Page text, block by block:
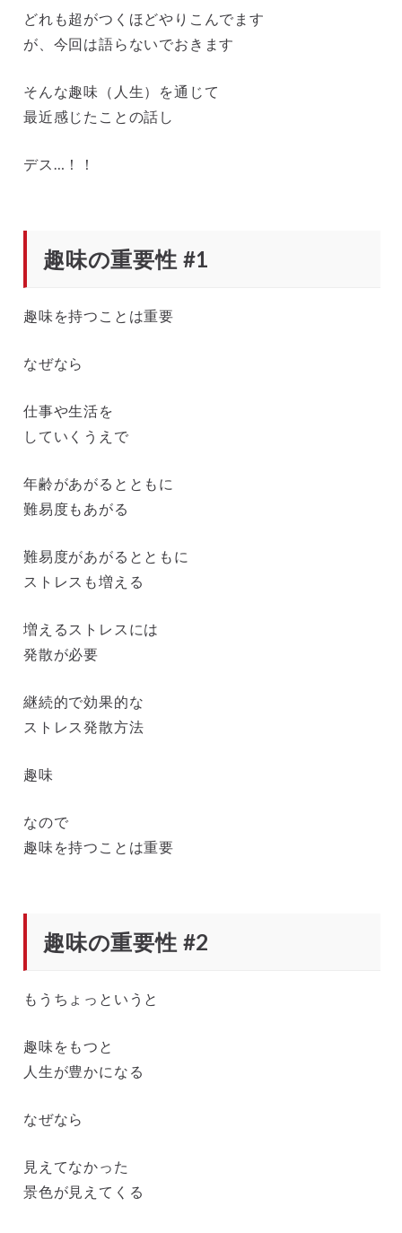
どれも超がつくほどやりこんでます
が、今回は語らないでおきます
そんな趣味（人生）を通じて
最近感じたことの話し
デス…！！
趣味の重要性 #1
趣味を持つことは重要
なぜなら
仕事や生活を
していくうえで
年齢があがるとともに
難易度もあがる
難易度があがるとともに
ストレスも増える
増えるストレスには
発散が必要
継続的で効果的な
ストレス発散方法
趣味
なので
趣味を持つことは重要
趣味の重要性 #2
もうちょっというと
趣味をもつと
人生が豊かになる
なぜなら
見えてなかった
景色が見えてくる